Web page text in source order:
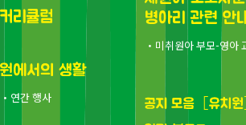
・연간 행사
・미취원아 부모-영아